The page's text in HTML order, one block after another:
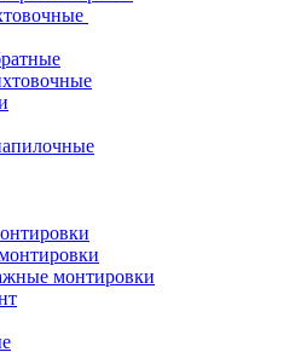
монтировки